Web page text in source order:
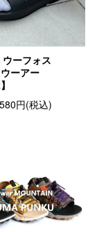
ーフォス
ーアー
円(税込)